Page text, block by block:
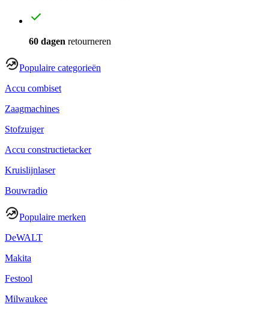
60 dagen retourneren
Populaire categorieën
Accu combiset
Zaagmachines
Stofzuiger
Accu constructietacker
Kruislijnlaser
Bouwradio
Populaire merken
DeWALT
Makita
Festool
Milwaukee